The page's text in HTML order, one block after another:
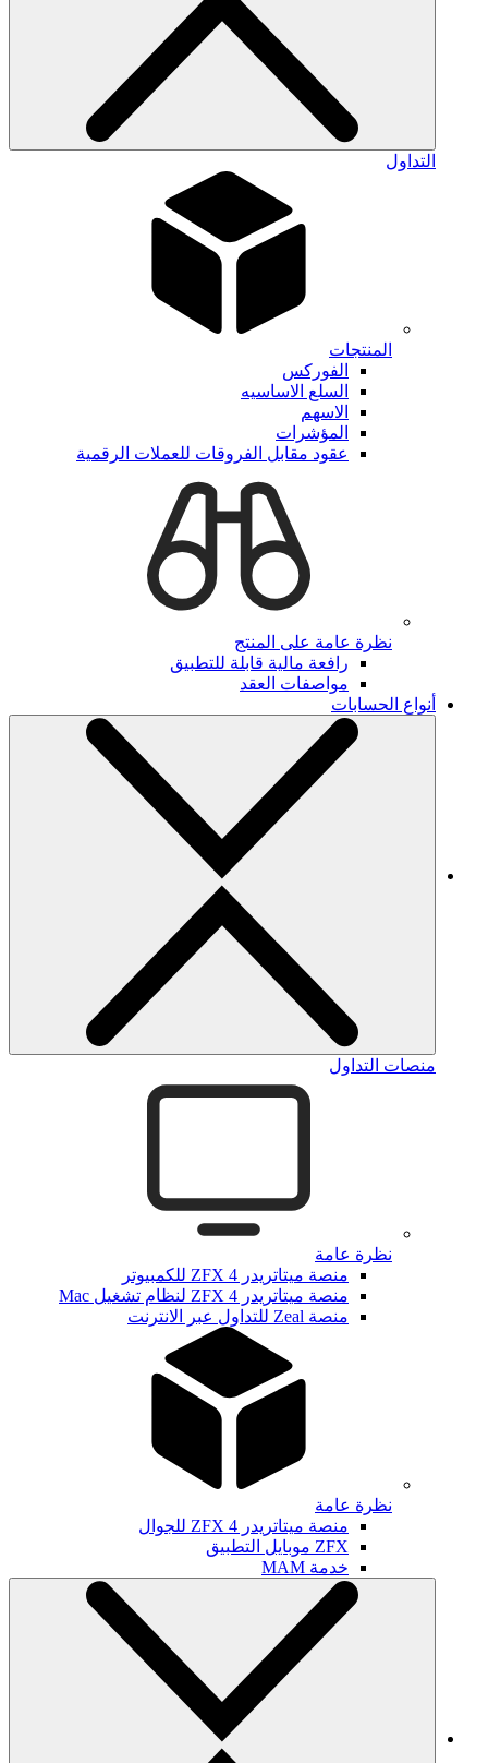
التداول
المنتجات
الفوركس
السلع الاساسيه
الاسهم
المؤشرات
عقود مقابل الفروقات للعملات الرقمية
نظرة عامة على المنتج
رافعة مالية قابلة للتطبيق
مواصفات العقد
أنواع الحسابات
منصات التداول
نظرة عامة
منصة ميتاتريدر ZFX 4 للكمبيوتر
منصة ميتاتريدر ZFX 4 لنظام تشغيل Mac
منصة Zeal للتداول عبر الانترنت
نظرة عامة
منصة ميتاتريدر ZFX 4 للجوال
ZFX موبايل التطبيق
خدمة MAM